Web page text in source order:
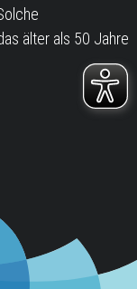
älter als 50 Jahre